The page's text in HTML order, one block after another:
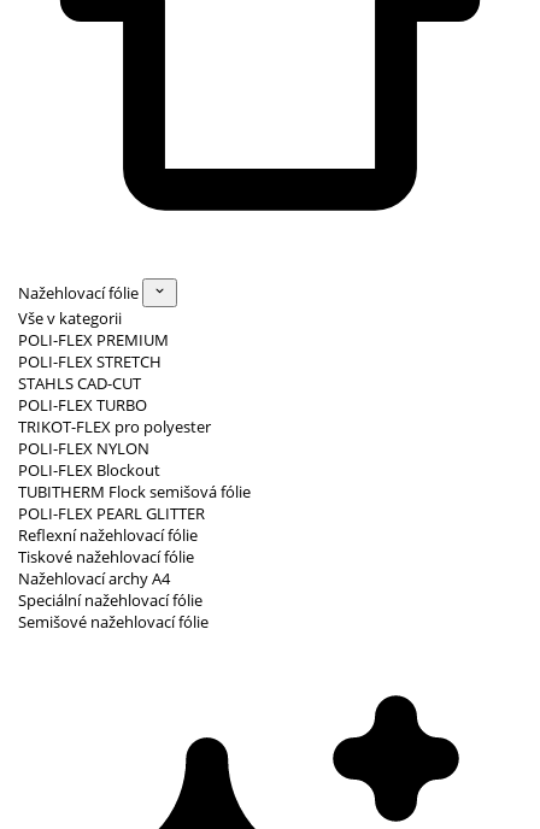
Nažehlovací fólie
Vše v kategorii
POLI-FLEX PREMIUM
POLI-FLEX STRETCH
STAHLS CAD-CUT
POLI-FLEX TURBO
TRIKOT-FLEX pro polyester
POLI-FLEX NYLON
POLI-FLEX Blockout
TUBITHERM Flock semišová fólie
POLI-FLEX PEARL GLITTER
Reflexní nažehlovací fólie
Tiskové nažehlovací fólie
Nažehlovací archy A4
Speciální nažehlovací fólie
Semišové nažehlovací fólie